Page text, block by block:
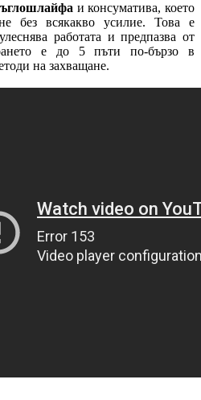
и консуматива, което
без всякакво усилие. Това е
работата и предпазва от
е до 5 пъти по-бързо в
на захващане.